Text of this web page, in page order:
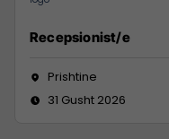
Recepsionist/e
Prishtine
31 Gusht 2026